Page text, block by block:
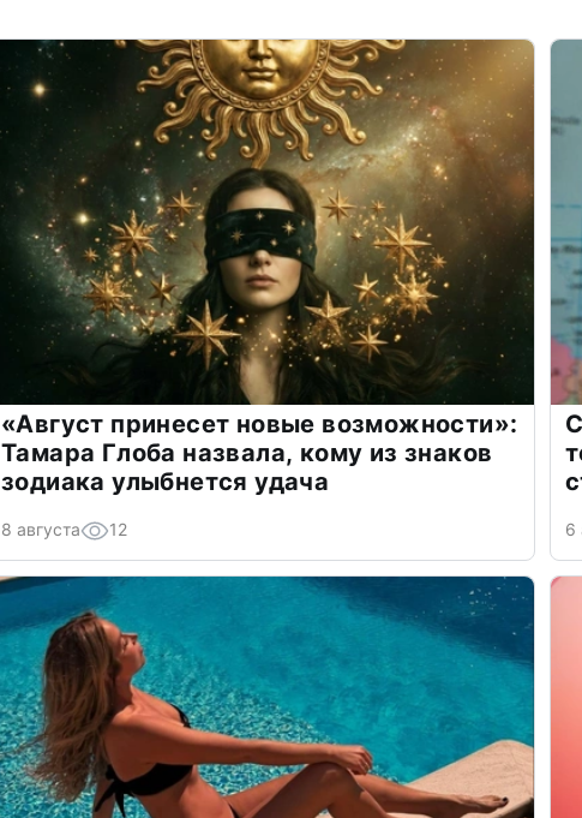
«Август принесет новые возможности»:
Тамара Глоба назвала, кому из знаков
зодиака улыбнется удача
8 августа 12 6